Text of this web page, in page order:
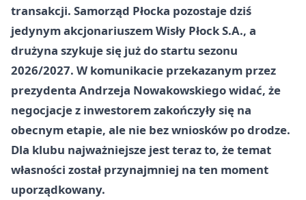
transakcji. Samorząd Płocka pozostaje dziś
jedynym akcjonariuszem Wisły Płock S.A., a
drużyna szykuje się już do startu sezonu
2026/2027. W komunikacie przekazanym przez
prezydenta Andrzeja Nowakowskiego widać, że
negocjacje z inwestorem zakończyły się na
obecnym etapie, ale nie bez wniosków po drodze.
Dla klubu najważniejsze jest teraz to, że temat
własności został przynajmniej na ten moment
uporządkowany.